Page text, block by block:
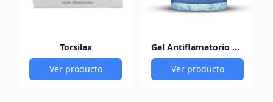
Torsilax
Ver producto
Gel Antiflamatorio 60Gr
Ver producto